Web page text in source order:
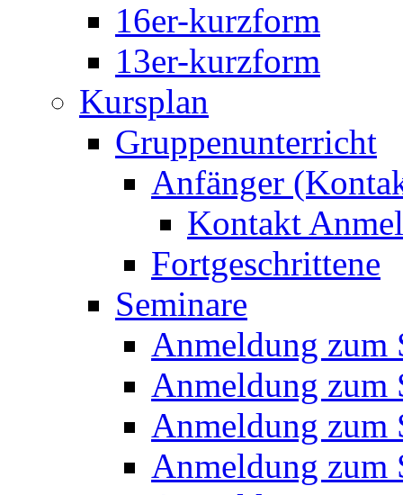
16er-kurzform
13er-kurzform
Kursplan
Gruppenunterricht
Anfänger
Kontakt
Fortgeschrittene
Seminare
Anmeldung zum
Anmeldung zum
Anmeldung zum
Anmeldung zum